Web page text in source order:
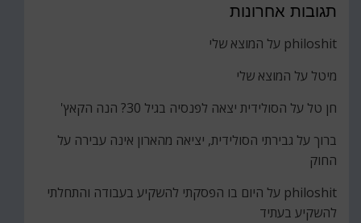
תגובות אחרונות
philoshit על המוצא שלי
מיטל על המוצא שלי
חן טל על הסולידית יצאה לפנסיה בגיל 30? הנה הקאץ'
ברוך על גבירתי הסולידית, יציאה מהארון אינה עבירה על
החוק
philoshit על היום בו הפסקתי להשקיע בעבודה והתחלתי
להשקיע בעתיד